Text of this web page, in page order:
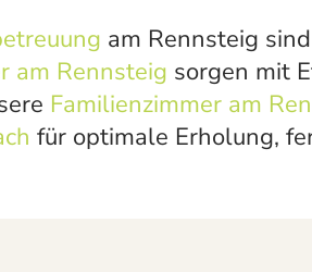
am Rennsteig
am Rennsteig sorgen mit
Familienzimmer am
für optimale Erholung,